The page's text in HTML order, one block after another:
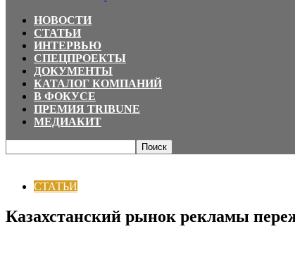
НОВОСТИ
СТАТЬИ
ИНТЕРВЬЮ
СПЕЦПРОЕКТЫ
ДОКУМЕНТЫ
КАТАЛОГ КОМПАНИЙ
В ФОКУСЕ
ПРЕМИЯ TRIBUNE
МЕДИАКИТ
СТАТЬИ
Казахстанский рынок рекламы